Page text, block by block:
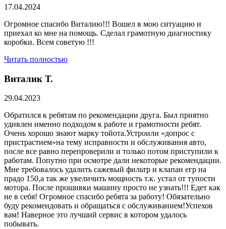
17.04.2024
Огромное спасибо Виталию!!! Вошел в мою ситуацию и
приехал ко мне на помощь. Сделал грамотную диагностику
коробки. Всем советую !!!
Читать полностью
Виталик Т.
29.04.2023
Обратился к ребятам по рекомендации друга. Был приятно
удивлен именно подходом к работе и грамотности ребят.
Очень хорошо знают марку тойота.Устроили «допрос с
пристрастием»на тему исправности и обслуживания авто,
после все равно перепроверили и только потом приступили к
работам. Попутно при осмотре дали некоторые рекомендации.
Мне требовалось удалить сажевый фильтр и клапан егр на
прадо 150,а так же увеличить мощность т.к. устал от тупости
мотора. После прошивки машину просто не узнать!!! Едет как
не в себя! Огромное спасибо ребята за работу! Обязательно
буду рекомендовать и обращаться с обслуживанием!Успехов
вам! Наверное это лучший сервис в котором удалось
побывать.